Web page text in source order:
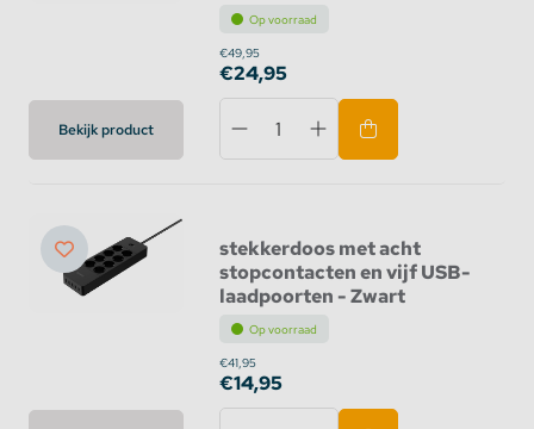
Bekijk product
Op voorraad
€49,95
€24,95
stekkerdoos met acht
stopcontacten en vijf USB-
laadpoorten - Zwart
Op voorraad
€41,95
€14,95